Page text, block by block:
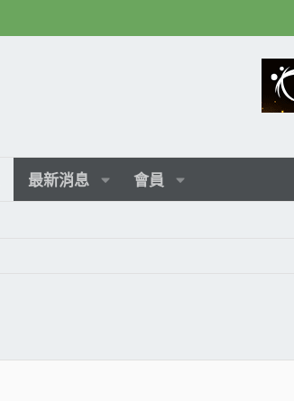
最新消息 會員